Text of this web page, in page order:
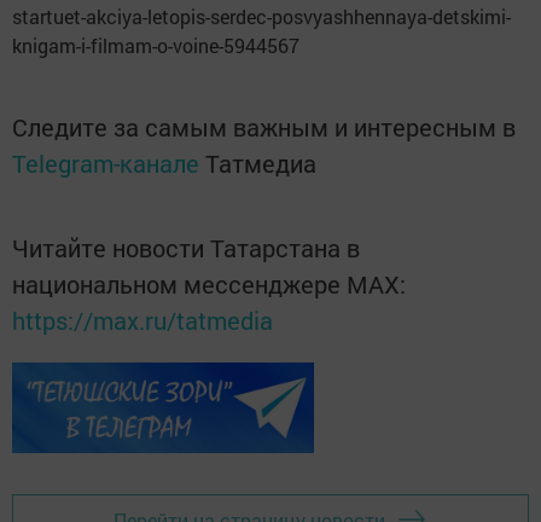
startuet-akciya-letopis-serdec-posvyashhennaya-detskimi-
knigam-i-filmam-o-voine-5944567
Следите за самым важным и интересным в
Telegram-канале Татмедиа
Читайте новости Татарстана в
национальном мессенджере MАХ:
https://max.ru/tatmedia